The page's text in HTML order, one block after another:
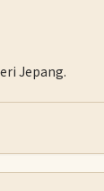
Jepang.